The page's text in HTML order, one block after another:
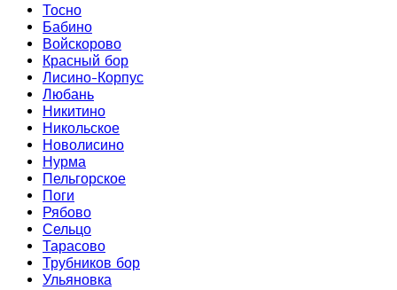
Тосно
Бабино
Войскорово
Красный бор
Лисино-Корпус
Любань
Никитино
Никольское
Новолисино
Нурма
Пельгорское
Поги
Рябово
Сельцо
Тарасово
Трубников бор
Ульяновка